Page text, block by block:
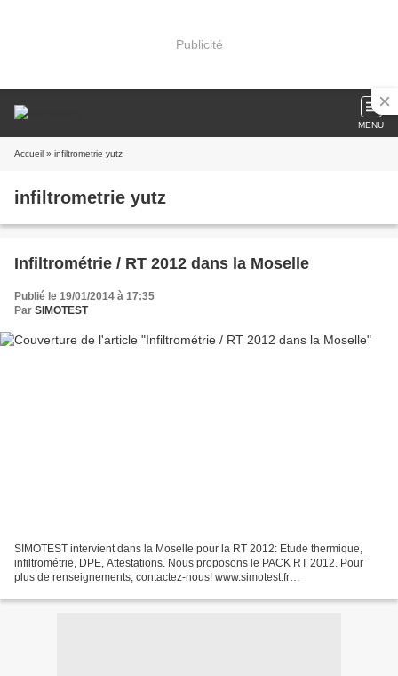
Publicité
MENU
Accueil » infiltrometrie yutz
infiltrometrie yutz
Infiltrométrie / RT 2012 dans la Moselle
Publié le 19/01/2014 à 17:35
Par SIMOTEST
SIMOTEST intervient dans la Moselle pour la RT 2012: Etude thermique,
infiltrométrie, DPE, Attestations. Nous proposons le PACK RT 2012. Pour
plus de renseignements, contactez-nous! www.simotest.fr